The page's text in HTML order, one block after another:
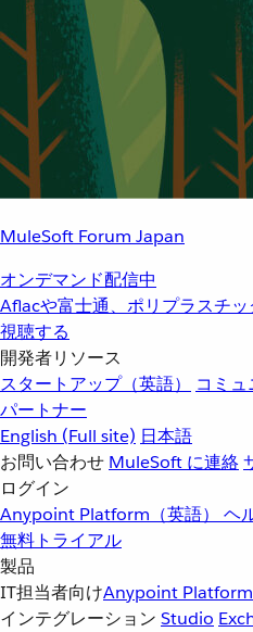
MuleSoft Forum Japan
オンデマンド配信中
Aflacや富士通、ポリプラスチ
視聴する
開発者リソース
スタートアップ（英語）
コミュ
パートナー
English (Full site) 日本語
お問い合わせ MuleSoft に連絡
ログイン
Anypoint Platform（英語） ヘ
無料トライアル
製品
IT担当者向けAnypoint Platform
インテグレーション Studio